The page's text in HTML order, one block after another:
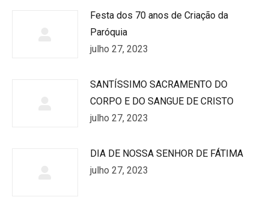
Festa dos 70 anos de Criação da
Paróquia
julho 27, 2023
SANTÍSSIMO SACRAMENTO DO
CORPO E DO SANGUE DE CRISTO
julho 27, 2023
DIA DE NOSSA SENHOR DE FÁTIMA
julho 27, 2023